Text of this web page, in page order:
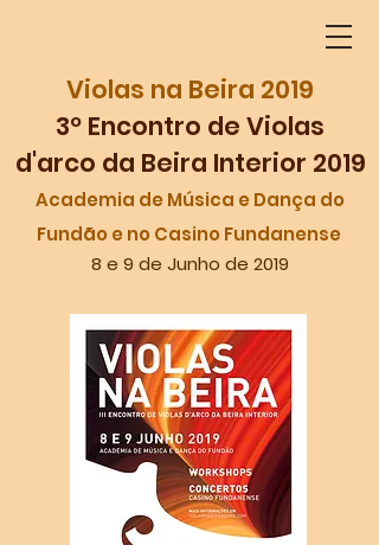
Violas na Beira 2019
3º Encontro de Violas
d'arco da Beira Interior 2019
Academia de Música e Dança do
Fundão e no Casino Fundanense
8 e 9 de Junho de 2019